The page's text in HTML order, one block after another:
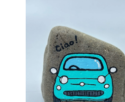
ストーンアート No.E-5
¥1,320
SOLD OUT